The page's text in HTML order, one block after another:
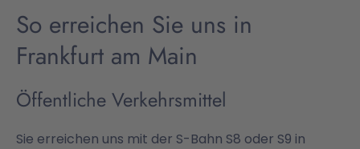
So erreichen Sie uns in
Frankfurt am Main
Öffentliche Verkehrsmittel
Sie erreichen uns mit der S-Bahn S8 oder S9 in